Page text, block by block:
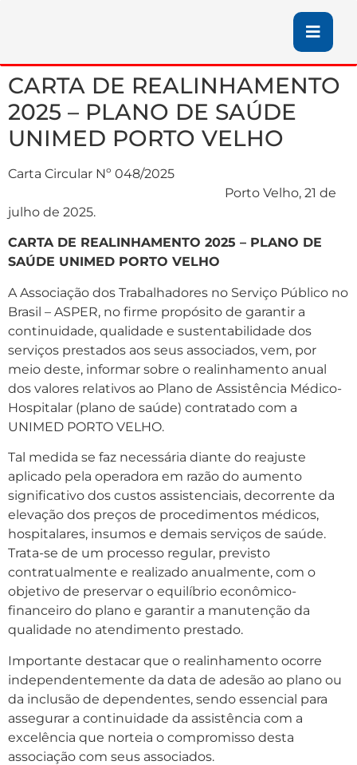
CARTA DE REALINHAMENTO
2025 – PLANO DE SAÚDE
UNIMED PORTO VELHO
Carta Circular Nº 048/2025
Porto Velho, 21 de
julho de 2025.
CARTA DE REALINHAMENTO 2025 – PLANO DE
SAÚDE UNIMED PORTO VELHO
A Associação dos Trabalhadores no Serviço Público no
Brasil – ASPER, no firme propósito de garantir a
continuidade, qualidade e sustentabilidade dos
serviços prestados aos seus associados, vem, por
meio deste, informar sobre o realinhamento anual
dos valores relativos ao Plano de Assistência Médico-
Hospitalar (plano de saúde) contratado com a
UNIMED PORTO VELHO.
Tal medida se faz necessária diante do reajuste
aplicado pela operadora em razão do aumento
significativo dos custos assistenciais, decorrente da
elevação dos preços de procedimentos médicos,
hospitalares, insumos e demais serviços de saúde.
Trata-se de um processo regular, previsto
contratualmente e realizado anualmente, com o
objetivo de preservar o equilíbrio econômico-
financeiro do plano e garantir a manutenção da
qualidade no atendimento prestado.
Importante destacar que o realinhamento ocorre
independentemente da data de adesão ao plano ou
da inclusão de dependentes, sendo essencial para
assegurar a continuidade da assistência com a
excelência que norteia o compromisso desta
associação com seus associados.